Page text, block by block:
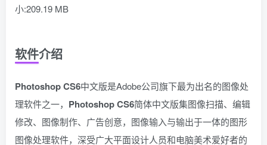
小:209.19 MB
软件介绍
Photoshop CS6中文版是Adobe公司旗下最为出名的图像处
理软件之一， Photoshop CS6简体中文版集图像扫描、编辑
修改、图像制作、广告创意，图像输入与输出于一体的图形
图像处理软件，深受广大平面设计人员和电脑美术爱好者的